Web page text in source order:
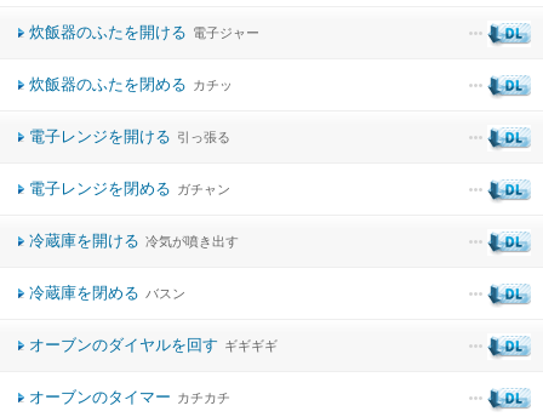
炊飯器のふたを開ける 電子ジャー
炊飯器のふたを閉める カチッ
電子レンジを開ける 引っ張る
電子レンジを閉める ガチャン
冷蔵庫を開ける 冷気が噴き出す
冷蔵庫を閉める バスン
オーブンのダイヤルを回す ギギギギ
オーブンのタイマー カチカチ